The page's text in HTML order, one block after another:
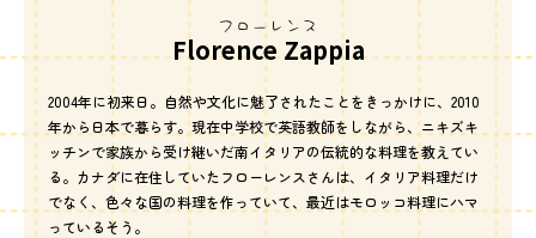
フローレンス
Florence Zappia
2004年に初来日。自然や文化に魅了されたことをきっかけに、2010
年から日本で暮らす。現在中学校で英語教師をしながら、ニキズキ
ッチンで家族から受け継いだ南イタリアの伝統的な料理を教えてい
る。カナダに在住していたフローレンスさんは、イタリア料理だけ
でなく、色々な国の料理を作っていて、最近はモロッコ料理にハマ
っているそう。